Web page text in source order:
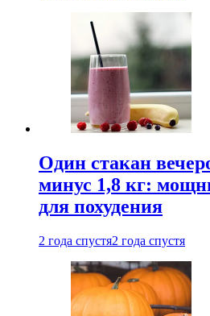
Один стакан
минус 1,8 кг:
для похудения
2 года спустя2 года спустя